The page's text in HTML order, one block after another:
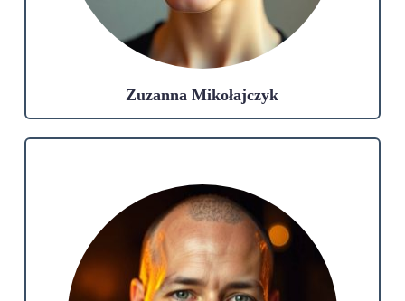
Zuzanna Mikołajczyk